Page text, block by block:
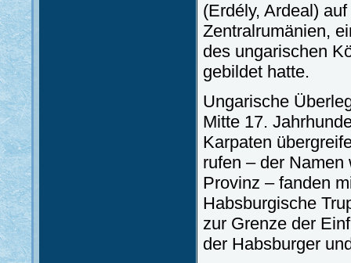
(Erdély, Ardeal)
Zentralrumänien,
des ungarischen
gebildet hatte.
Ungarische
Mitte 17.
Karpaten
rufen – der
Provinz – fanden
Habsburgische
zur Grenze der
der Habsburger